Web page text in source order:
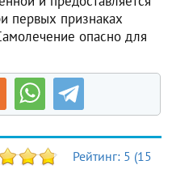
первых признаках
опасно для
Рейтинг: 5 (15